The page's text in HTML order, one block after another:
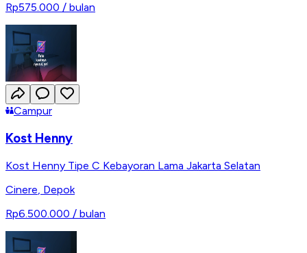
Rp575.000 / bulan
Campur
Kost Henny
Kost Henny Tipe C Kebayoran Lama Jakarta Selatan
Cinere Depok
Rp6.500.000 / bulan